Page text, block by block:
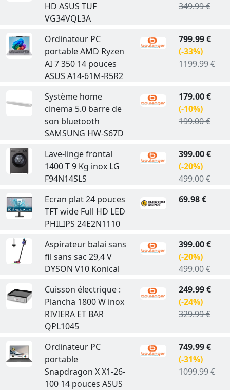
HD ASUS TUF
VG34VQL3A
349.99 €
Ordinateur PC
portable AMD Ryzen
AI 7 350 14 pouces
ASUS A14-61M-R5R2
799.99 €
(-33%)
1199.99 €
Système home
cinema 5.0 barre de
son bluetooth
SAMSUNG HW-S67D
179.00 €
(-10%)
199.00 €
Lave-linge frontal
1400 T 9 Kg inox LG
F94N14SLS
399.00 €
(-20%)
499.00 €
Ecran plat 24 pouces
TFT wide Full HD LED
PHILIPS 24E2N1110
69.98 €
Aspirateur balai sans
fil sans sac 29,4 V
DYSON V10 Konical
399.00 €
(-20%)
499.00 €
Cuisson électrique :
Plancha 1800 W inox
RIVIERA ET BAR
QPL1045
249.99 €
(-24%)
329.99 €
Ordinateur PC
portable
Snapdragon X X1-26-
100 14 pouces ASUS
749.99 €
(-31%)
1099.99 €